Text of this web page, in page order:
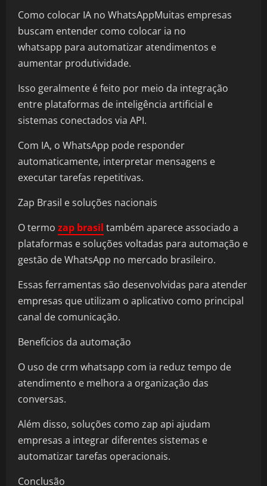
Como colocar IA no WhatsAppMuitas empresas
buscam entender como colocar ia no
whatsapp para automatizar atendimentos e
aumentar produtividade.
Isso geralmente é feito por meio da integração
entre plataformas de inteligência artificial e
sistemas conectados via API.
Com IA, o WhatsApp pode responder
automaticamente, interpretar mensagens e
executar tarefas repetitivas.
Zap Brasil e soluções nacionais
O termo zap brasil também aparece associado a
plataformas e soluções voltadas para automação e
gestão de WhatsApp no mercado brasileiro.
Essas ferramentas são desenvolvidas para atender
empresas que utilizam o aplicativo como principal
canal de comunicação.
Benefícios da automação
O uso de crm whatsapp com ia reduz tempo de
atendimento e melhora a organização das
conversas.
Além disso, soluções como zap api ajudam
empresas a integrar diferentes sistemas e
automatizar tarefas operacionais.
Conclusão